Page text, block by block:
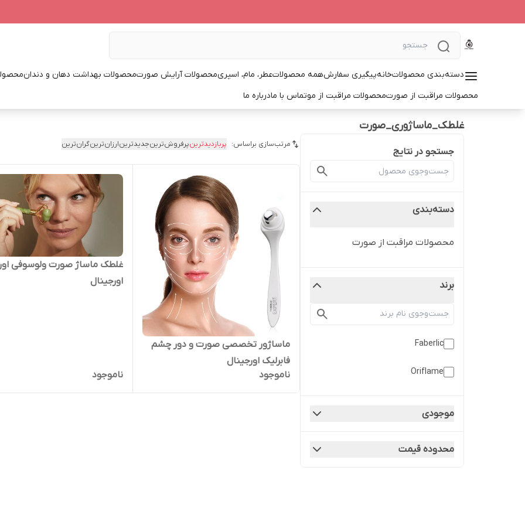
دسته‌بندی محصولاتخانهپیگیری سفارشهمه محصولاتعطر، مام، اسپریمحصولات آرایش صورتمحصولات بهداشت دهان و دندان
محصولات مراقبت از صورتمحصولات مراقبت از موتماس با مادرباره ما
غلطک_ماساژوری_صورت
جستجو در نتایج
دسته‌بندی
محصولات مراقبت از صورت
برند
Faberlic
Oriflame
موجودی
محدوده قیمت
مرتب‌سازی براساس: پربازدیدترینپرفروش‌ترینجدیدترینارزان‌ترینگران‌ترین
ماساژور تخصصی صورت و دور چشم
فابرلیک اورجینال
ناموجود
غلطک ماساژ صورت ولوسوفی
اورجینال
ناموجود